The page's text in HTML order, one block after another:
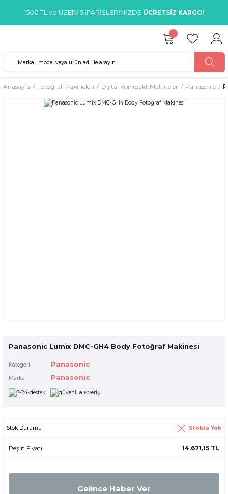
1500 TL ve ÜZERİ SİPARİŞLERİNİZDE ÜCRETSİZ KARGO!
Anasayfa Fotoğraf Makineleri Dijital Kompakt Makineler Panasonic
Panasonic Lumix DMC-GH4 Body Fotoğraf Makinesi
Kategori Panasonic
Marka Panasonic
Stok Durumu Stokta Yok
Peşin Fiyatı 14.671,15 TL
Gelince Haber Ver